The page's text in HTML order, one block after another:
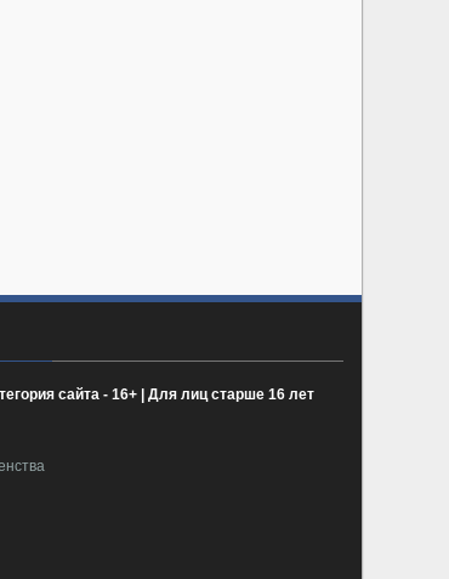
сайта - 16+ | Для лиц старше 16 лет